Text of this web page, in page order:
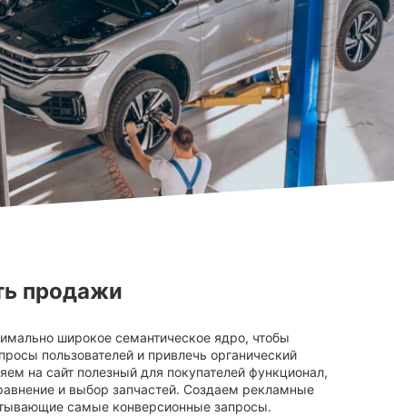
продажи
широкое семантическое ядро, чтобы
пользователей и привлечь органический
на сайт полезный для покупателей функционал,
и выбор запчастей. Создаем рекламные
самые конверсионные запросы.